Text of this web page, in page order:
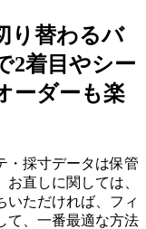
り替わるバ
2着目やシー
ーダーも楽
・採寸データは保管
直しに関しては、
いただければ、フィ
て、一番最適な方法